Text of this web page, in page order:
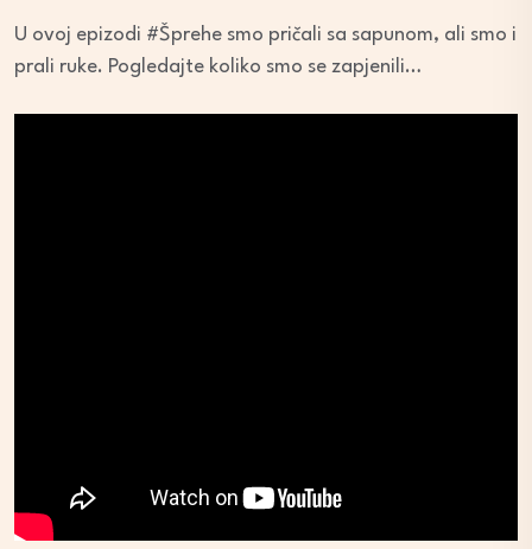
U ovoj epizodi #Šprehe smo pričali sa sapunom, ali smo i
prali ruke. Pogledajte koliko smo se zapjenili…